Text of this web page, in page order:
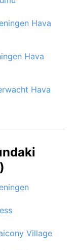
Hava
Hava
Hava
Village